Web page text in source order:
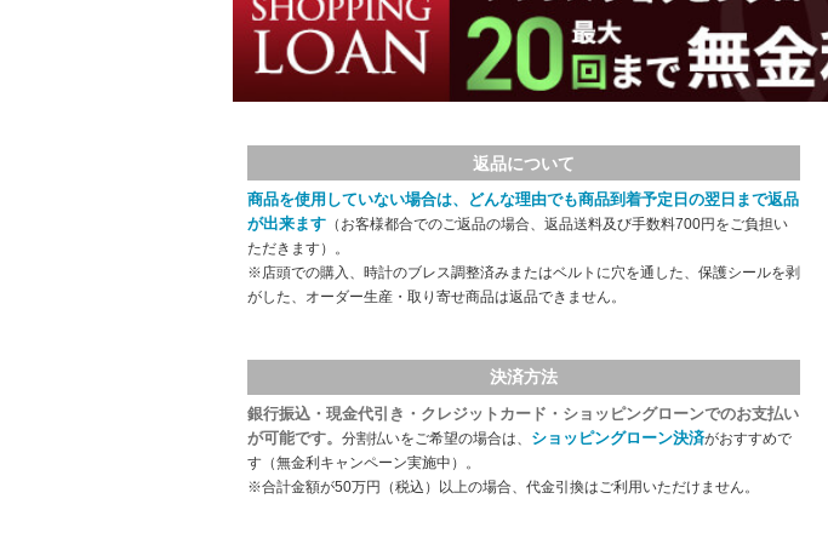
返品について
商品を使用していない場合は、どんな理由でも商品到着予定日の翌日まで返品
が出来ます （お客様都合でのご返品の場合、返品送料及び手数料700円をご負担い
ただきます）。
※店頭での購入、時計のブレス調整済みまたはベルトに穴を通した、保護シールを剥
がした、オーダー生産・取り寄せ商品は返品できません。
決済方法
銀行振込・現金代引き・クレジットカード・ショッピングローンでのお支払い
が可能です。 分割払いをご希望の場合は、 ショッピングローン決済がおすすめで
す（無金利キャンペーン実施中）。
※合計金額が50万円（税込）以上の場合、代金引換はご利用いただけません。